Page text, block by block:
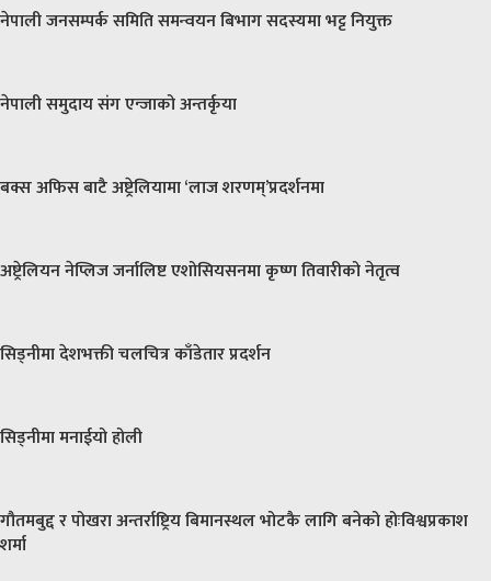
नेपाली जनसम्पर्क समिति समन्वयन बिभाग सदस्यमा भट्ट नियुक्त
नेपाली समुदाय संग एन्जाको अन्तर्कृया
बक्स अफिस बाटै अष्ट्रेलियामा ‘लाज शरणम्’प्रदर्शनमा
अष्ट्रेलियन नेप्लिज जर्नालिष्ट एशोसियसनमा कृष्ण तिवारीको नेतृत्व
सिड्नीमा देशभक्ती चलचित्र काँडेतार प्रदर्शन
सिड्नीमा मनाईयो होली
गौतमबुद्द र पोखरा अन्तर्राष्ट्रिय बिमानस्थल भोटकै लागि बनेको होःविश्वप्रकाश
शर्मा